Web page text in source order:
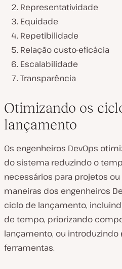
Representatividade
Equidade
Repetibilidade
Relação custo-eficácia
Escalabilidade
Transparência
Otimizando os
lançamento
Os engenheiros DevOps
do sistema reduzindo o
necessários para projetos
maneiras dos engenheiros
ciclo de lançamento,
de tempo, priorizando
lançamento, ou introduzindo
ferramentas.